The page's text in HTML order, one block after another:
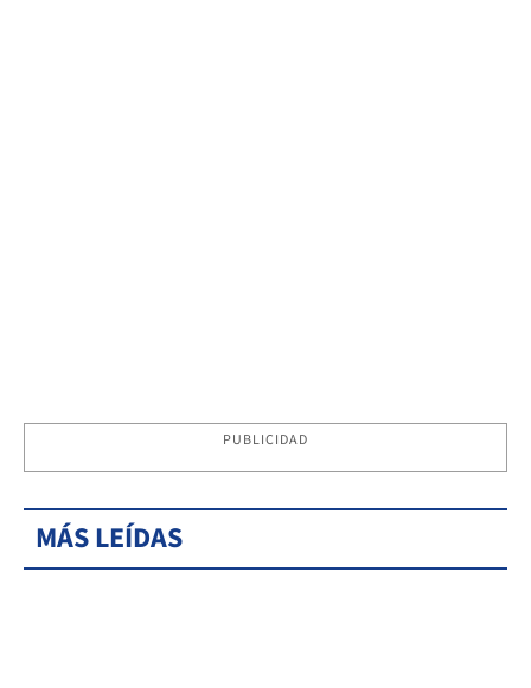
PUBLICIDAD
MÁS LEÍDAS